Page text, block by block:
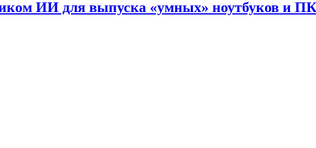
ИИ для выпуска «умных» ноутбуков и ПК